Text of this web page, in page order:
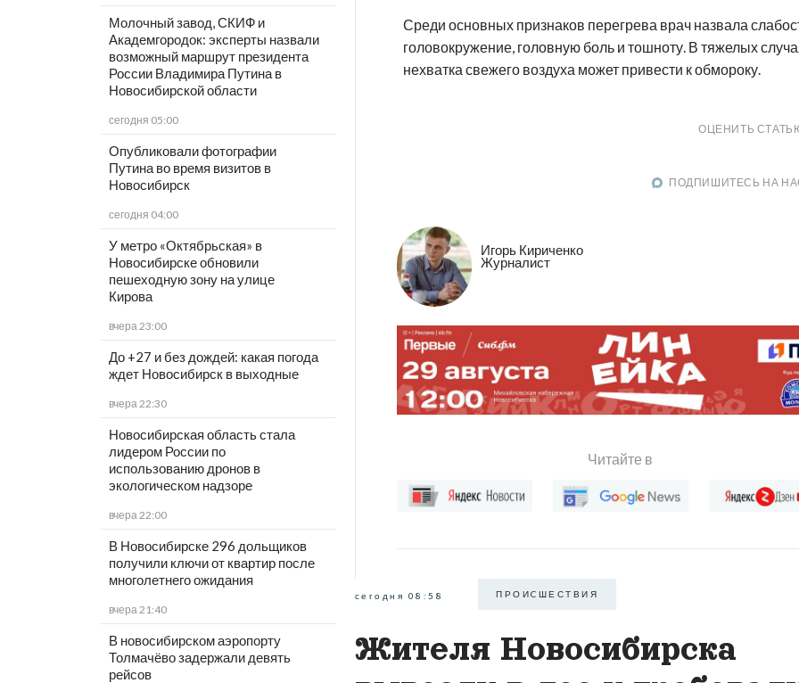
Молочный завод, СКИФ и
Академгородок: эксперты назвали
возможный маршрут президента
России Владимира Путина в
Новосибирской области
сегодня 05:00
Опубликовали фотографии
Путина во время визитов в
Новосибирск
сегодня 04:00
У метро «Октябрьская» в
Новосибирске обновили
пешеходную зону на улице
Кирова
вчера 23:00
До +27 и без дождей: какая погода
ждет Новосибирск в выходные
вчера 22:30
Новосибирская область стала
лидером России по
использованию дронов в
экологическом надзоре
вчера 22:00
В Новосибирске 296 дольщиков
получили ключи от квартир после
многолетнего ожидания
вчера 21:40
В новосибирском аэропорту
Толмачёво задержали девять
рейсов
Среди основных признаков перегрева врач назвала
головокружение, головную боль и тошноту. В тяжелых
нехватка свежего воздуха может привести к обмороку.
ОЦЕНИТЬ
ПОДПИШИТЕСЬ НА
Игорь Кириченко
Журналист
Читайте в
сегодня 08:58 ПРОИCШЕСТВИЯ
Жителя Новосибирска